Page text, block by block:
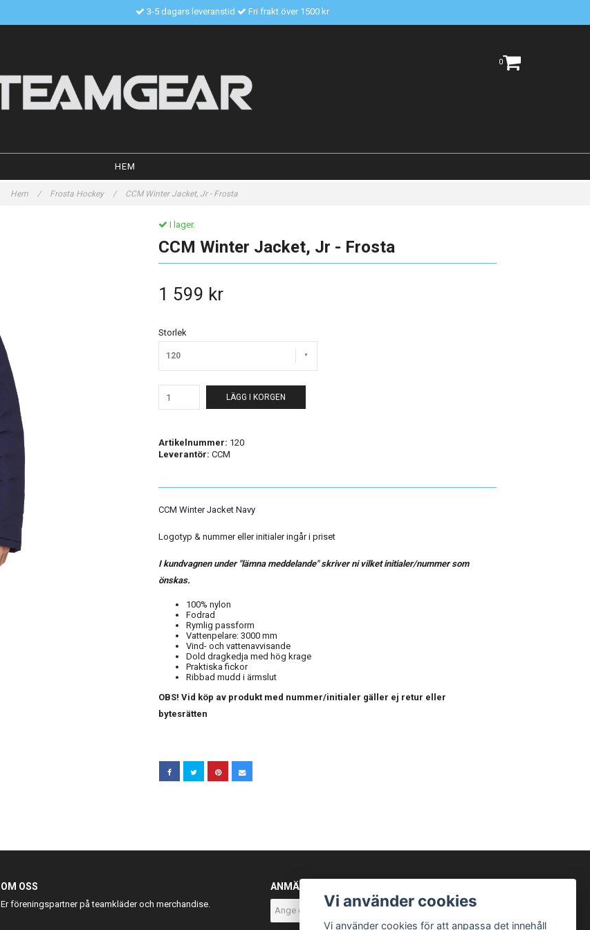
3-5 dagars leveranstid Fri frakt över 1500 kr
0
HEM
Hem / Frosta Hockey / CCM Winter Jacket, Jr - Frosta
I lager.
CCM Winter Jacket, Jr - Frosta
1 599 kr
Storlek
120
LÄGG I KORGEN
Artikelnummer: 120
Leverantör: CCM
CCM Winter Jacket Navy
Logotyp & nummer eller initialer ingår i priset
I kundvagnen under "lämna meddelande" skriver ni vilket initialer/nummer som
önskas.
100% nylon
Fodrad
Rymlig passform
Vattenpelare: 3000 mm
Vind- och vattenavvisande
Dold dragkedja med hög krage
Praktiska fickor
Ribbad mudd i ärmslut
OBS! Vid köp av produkt med nummer/initialer gäller ej retur eller
bytesrätten
OM OSS
Er föreningspartner på teamkläder och merchandise.
ANMÄL DIG TILL VÅRT NYHETSBREV
Prenumerera
Vi använder cookies
Vi använder cookies för att anpassa det innehåll